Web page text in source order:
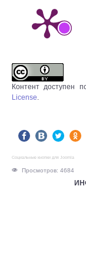
Контент доступен
License.
Социальные кнопки для Joomla
Просмотров: 4684